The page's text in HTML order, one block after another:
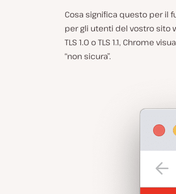
Cosa significa questo per il
per gli utenti del vostro sito
TLS 1.0 o TLS 1.1, Chrome
“non sicura”.